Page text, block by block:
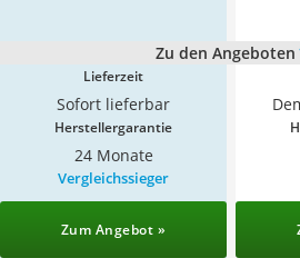
Zu den Angeboten
Lieferzeit
Sofort lieferbar
Herstellergarantie
24 Monate
Vergleichssieger
Zum Angebot »